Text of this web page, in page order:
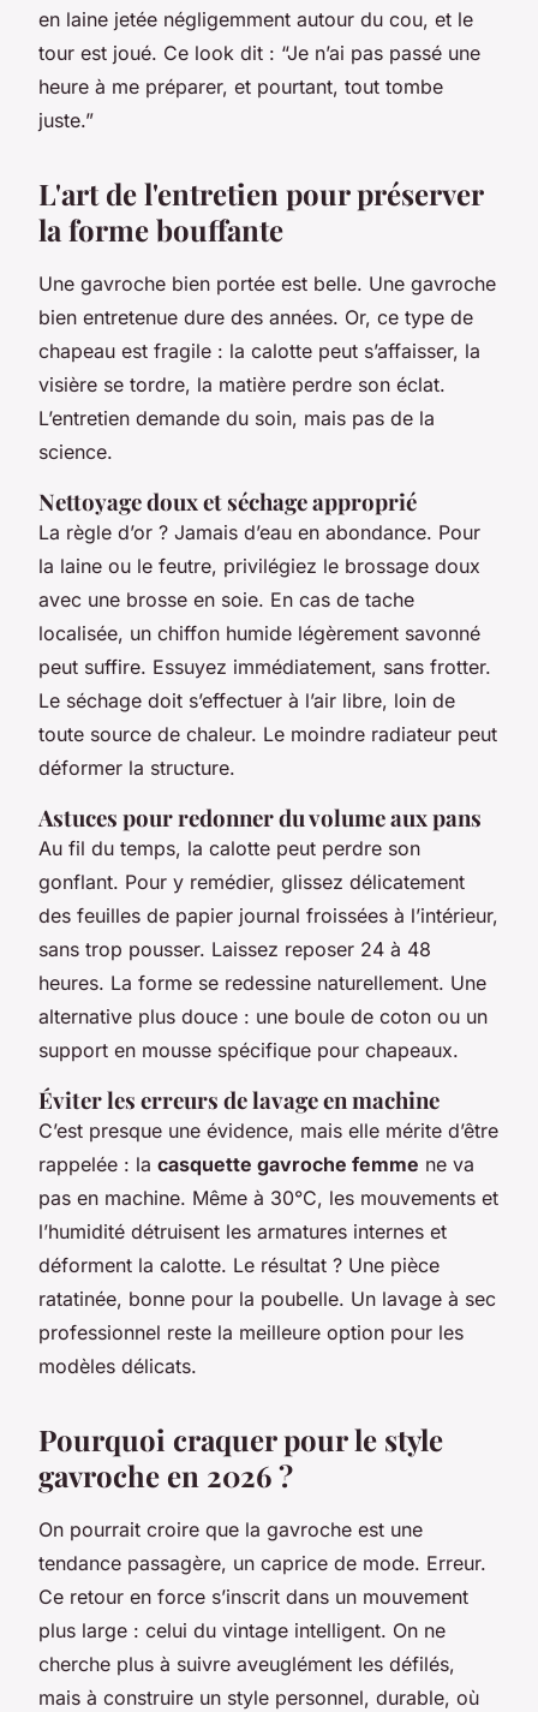
en laine jetée négligemment autour du cou, et le
tour est joué. Ce look dit : “Je n’ai pas passé une
heure à me préparer, et pourtant, tout tombe
juste.”
L'art de l'entretien pour préserver
la forme bouffante
Une gavroche bien portée est belle. Une gavroche
bien entretenue dure des années. Or, ce type de
chapeau est fragile : la calotte peut s’affaisser, la
visière se tordre, la matière perdre son éclat.
L’entretien demande du soin, mais pas de la
science.
Nettoyage doux et séchage approprié
La règle d’or ? Jamais d’eau en abondance. Pour
la laine ou le feutre, privilégiez le brossage doux
avec une brosse en soie. En cas de tache
localisée, un chiffon humide légèrement savonné
peut suffire. Essuyez immédiatement, sans frotter.
Le séchage doit s’effectuer à l’air libre, loin de
toute source de chaleur. Le moindre radiateur peut
déformer la structure.
Astuces pour redonner du volume aux pans
Au fil du temps, la calotte peut perdre son
gonflant. Pour y remédier, glissez délicatement
des feuilles de papier journal froissées à l’intérieur,
sans trop pousser. Laissez reposer 24 à 48
heures. La forme se redessine naturellement. Une
alternative plus douce : une boule de coton ou un
support en mousse spécifique pour chapeaux.
Éviter les erreurs de lavage en machine
C’est presque une évidence, mais elle mérite d’être
rappelée : la casquette gavroche femme ne va
pas en machine. Même à 30°C, les mouvements et
l’humidité détruisent les armatures internes et
déforment la calotte. Le résultat ? Une pièce
ratatinée, bonne pour la poubelle. Un lavage à sec
professionnel reste la meilleure option pour les
modèles délicats.
Pourquoi craquer pour le style
gavroche en 2026 ?
On pourrait croire que la gavroche est une
tendance passagère, un caprice de mode. Erreur.
Ce retour en force s’inscrit dans un mouvement
plus large : celui du vintage intelligent. On ne
cherche plus à suivre aveuglément les défilés,
mais à construire un style personnel, durable, où